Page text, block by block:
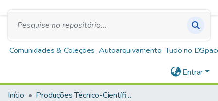
Repositório Institucional Escola de Saúde Pública
de Minas Gerais
Comunidades & Coleções Autoarquivamento Tudo no
Entrar
Início
Produções Técnico-Científicas